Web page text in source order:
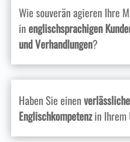
Wie souverän agieren Ihre
inenglischsprachigen
und Verhandlungen?
Haben Sie einen
Englischkompetenzin Ihrem